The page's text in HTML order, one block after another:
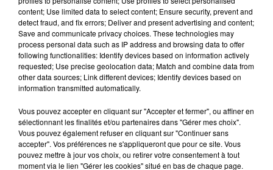
19h06
19h06
TAYLOR SWIFT
Elizabeth Taylor
19h03
19h03
VIANNEY
Je M'en Vais
content; Use limited data to select content; Ensure security, prevent and
detect fraud, and fix errors; Deliver and present advertising and content;
Save and communicate privacy choices. These technologies may
process personal data such as IP address and browsing data to offer
following functionalities: Identify devices based on information actively
requested; Use precise geolocation data; Match and combine data from
other data sources; Link different devices; Identify devices based on
information transmitted automatically.
Vous pouvez accepter en cliquant sur "Accepter et fermer", ou affiner en
sélectionnant les finalités et/ou partenaires dans "Gérer mes choix".
Vous pouvez également refuser en cliquant sur "Continuer sans
accepter". Vos préférences ne s'appliqueront que pour ce site. Vous
pouvez mettre à jour vos choix, ou retirer votre consentement à tout
moment via le lien "Gérer les cookies" situé en bas de chaque page.